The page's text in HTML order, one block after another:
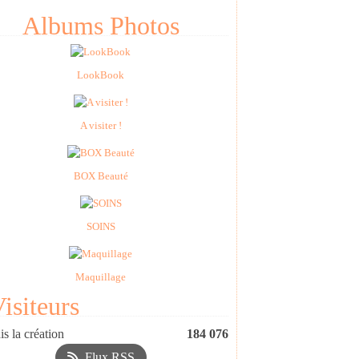
Albums Photos
LookBook
A visiter !
BOX Beauté
SOINS
Maquillage
la création
184 076